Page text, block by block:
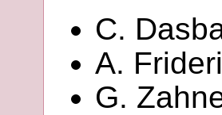
C.
A.
G.